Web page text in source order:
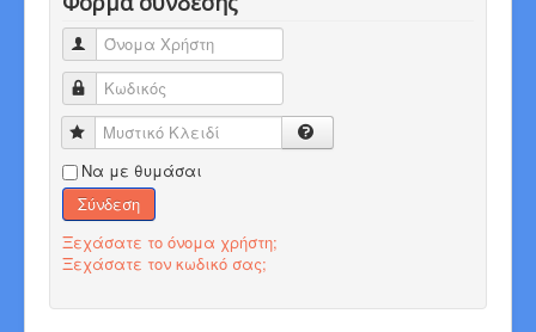
Όνομα Χρήστη
Κωδικός
Μυστικό Κλειδί
Να με θυμάσαι
Σύνδεση
Ξεχάσατε το όνομα χρήστη;
Ξεχάσατε τον κωδικό σας;